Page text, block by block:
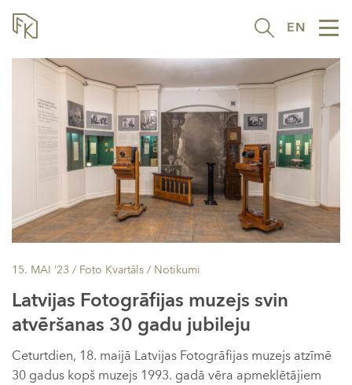
EN
15. MAI ’23 / Foto Kvartāls / Notikumi
Latvijas Fotogrāfijas muzejs svin
atvēršanas 30 gadu jubileju
Ceturtdien, 18. maijā Latvijas Fotogrāfijas muzejs atzīmē
30 gadus kopš muzejs 1993. gadā vēra apmeklētājiem